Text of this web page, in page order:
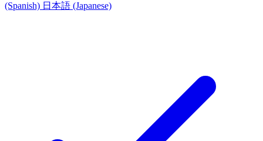
(Spanish) 日本語 (Japanese)